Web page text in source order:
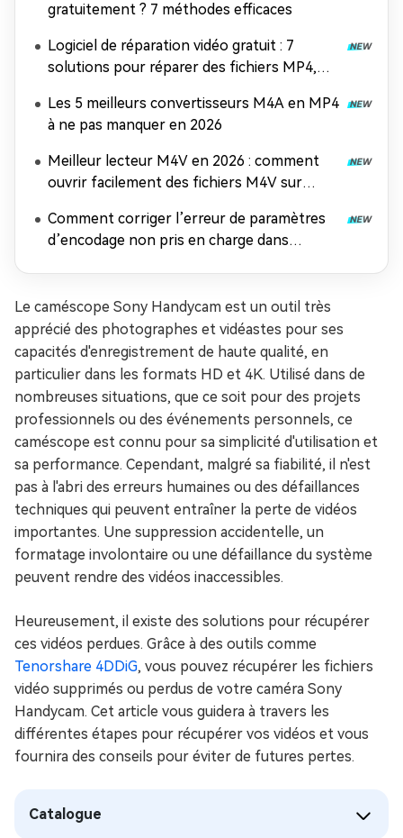
gratuitement ? 7 méthodes efficaces
Logiciel de réparation vidéo gratuit : 7
solutions pour réparer des fichiers MP4,
Les 5 meilleurs convertisseurs M4A en MP4
à ne pas manquer en 2026
Meilleur lecteur M4V en 2026 : comment
ouvrir facilement des fichiers M4V sur
Comment corriger l’erreur de paramètres
d’encodage non pris en charge dans
Le caméscope Sony Handycam est un outil très
apprécié des photographes et vidéastes pour ses
capacités d'enregistrement de haute qualité, en
particulier dans les formats HD et 4K. Utilisé dans de
nombreuses situations, que ce soit pour des projets
professionnels ou des événements personnels, ce
caméscope est connu pour sa simplicité d'utilisation et
sa performance. Cependant, malgré sa fiabilité, il n'est
pas à l'abri des erreurs humaines ou des défaillances
techniques qui peuvent entraîner la perte de vidéos
importantes. Une suppression accidentelle, un
formatage involontaire ou une défaillance du système
peuvent rendre des vidéos inaccessibles.
Heureusement, il existe des solutions pour récupérer
ces vidéos perdues. Grâce à des outils comme
Tenorshare 4DDiG, vous pouvez récupérer les fichiers
vidéo supprimés ou perdus de votre caméra Sony
Handycam. Cet article vous guidera à travers les
différentes étapes pour récupérer vos vidéos et vous
fournira des conseils pour éviter de futures pertes.
Catalogue